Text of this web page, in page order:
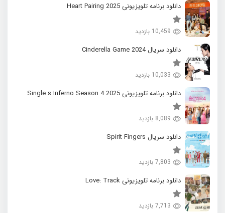
دانلود برنامه تلویزیونی 2025 Heart Pairing
10,459 بازدید
دانلود سریال 2024 Cinderella Game
10,033 بازدید
دانلود برنامه تلویزیونی 2025 Single s Inferno Season 4
8,089 بازدید
دانلود سریال Spirit Fingers
7,803 بازدید
دانلود برنامه تلویزیونی Love: Track
7,713 بازدید